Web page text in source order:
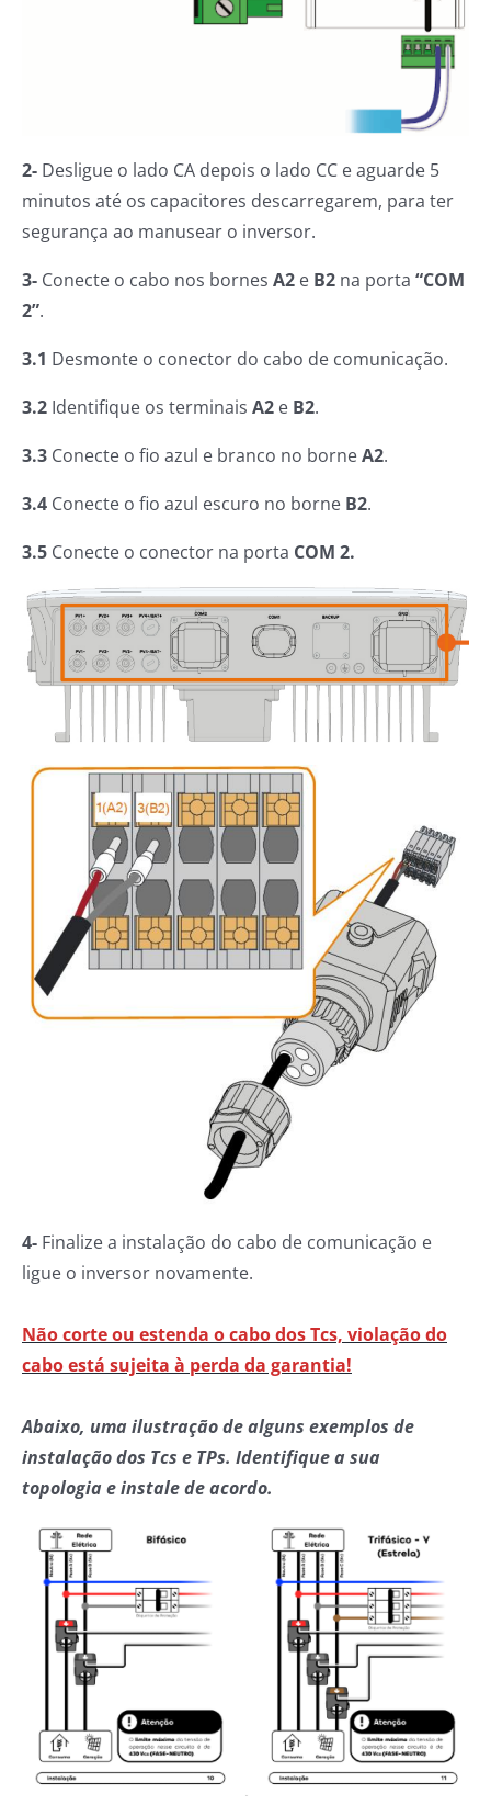
2- Desligue o lado CA depois o lado CC e aguarde 5
minutos até os capacitores descarregarem, para ter
segurança ao manusear o inversor.
3- Conecte o cabo nos bornes A2 e B2 na porta “COM
2”.
3.1 Desmonte o conector do cabo de comunicação.
3.2 Identifique os terminais A2 e B2.
3.3 Conecte o fio azul e branco no borneA2.
3.4 Conecte o fio azul escuro no borne B2.
3.5 Conecte o conector na porta COM 2.
4- Finalize a instalação do cabo de comunicação e
ligue o inversor novamente.
Não corte ou estenda o cabo dos Tcs, violação do
cabo está sujeita à perda da garantia!
Abaixo, uma ilustração de alguns exemplos de
instalação dos Tcs e TPs. Identifique a sua
topologia e instale de acordo.